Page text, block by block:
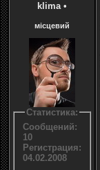
klima •
місцевий
Статистика:
Сообщений:
10
Регистрация:
04.02.2008